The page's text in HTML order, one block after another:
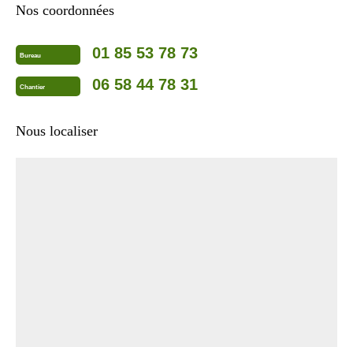
Nos coordonnées
Bureau 01 85 53 78 73
Chantier 06 58 44 78 31
Nous localiser